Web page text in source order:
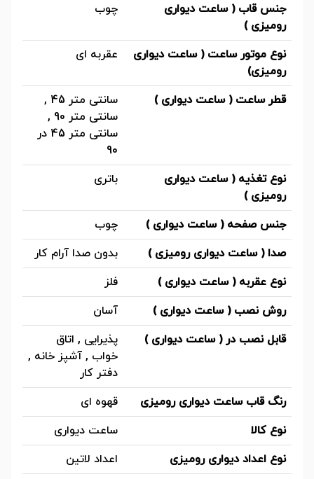
جنس قاب ( ساعت دیواری
رومیزی )
چوب
نوع موتور ساعت ( ساعت دیواری
رومیزی)
عقربه ای
قطر ساعت ( ساعت دیواری )
سانتی متر 45 ,
سانتی متر 90 ,
سانتی متر 45 در
90
نوع تغذیه ( ساعت دیواری
رومیزی )
باتری
جنس صفحه ( ساعت دیواری )
چوب
صدا ( ساعت دیواری رومیزی )
بدون صدا آرام کار
نوع عقربه ( ساعت دیواری )
فلز
روش نصب ( ساعت دیواری )
آسان
قابل نصب در ( ساعت دیواری )
پذیرایی , اتاق
خواب , آشپز خانه ,
دفتر کار
رنگ قاب ساعت دیواری رومیزی
قهوه ای
نوع کالا
ساعت دیواری
نوع اعداد دیواری رومیزی
اعداد لاتین